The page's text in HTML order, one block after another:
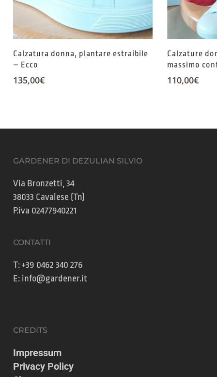
Calzatura donna, plantare estraibile
– Ecco
135,00€
Calzature
massimo
110,00€
GARDENER DI DEZULIAN SILVIO
Via Bronzetti, 34
38033 Cavalese (Tn)
P.iva 02477940221
CONTATTI
T:+39 0462 340 276
E: info@gardener.it
CREDITS
Impressum
Privacy Policy